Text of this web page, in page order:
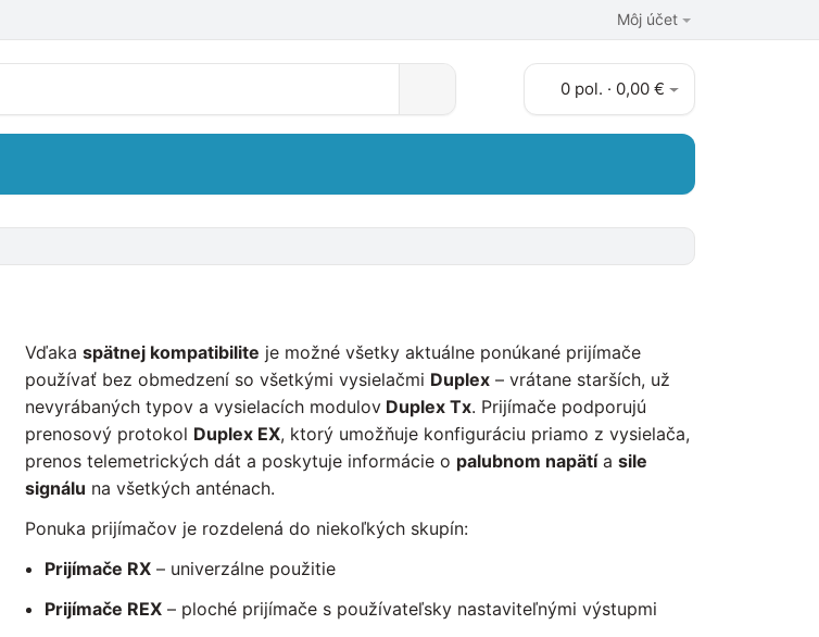
Môj účet
0 pol. · 0,00 €
Vďaka spätnej kompatibilite je možné všetky aktuálne ponúkané prijímače
používať bez obmedzení so všetkými vysielačmi Duplex– vrátane starších, už
nevyrábaných typov a vysielacích modulovDuplex Tx. Prijímače podporujú
prenosový protokol Duplex EX, ktorý umožňuje konfiguráciu priamo z vysielača,
prenos telemetrických dát a poskytuje informácie o palubnom napätía sile
signálu na všetkých anténach.
Ponuka prijímačov je rozdelená do niekoľkých skupín:
Prijímače RX– univerzálne použitie
Prijímače REX– ploché prijímače s používateľsky nastaviteľnými výstupmi